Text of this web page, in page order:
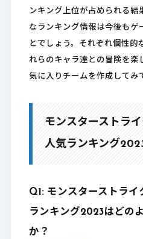
ンキング上位が占められる結
なランキング情報は今後もゲ
とでしょう。それぞれ個性的
れらのキャラ達との冒険を楽
気に入りチームを作成してみ
モンスターストラ
人気ランキング
Q1: モンスターストライ
ランキング2023はどの
か？